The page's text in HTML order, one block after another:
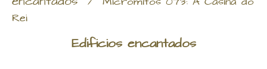
Rei
Edificios encantados